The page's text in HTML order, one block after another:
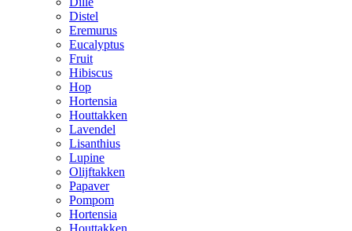
Distel
Eremurus
Eucalyptus
Fruit
Hibiscus
Hop
Hortensia
Houttakken
Lavendel
Lisanthius
Lupine
Olijftakken
Papaver
Pompom
Hortensia
Houttakken